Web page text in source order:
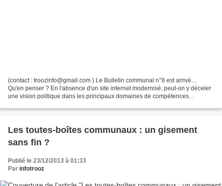
(contact : troozinfo@gmail.com ) Le Bulletin communal n°8 est arrivé…
Qu'en penser ? En l'absence d'un site internet modernisé, peut-on y déceler
une vision politique dans les principaux domaines de compétences
Les toutes-boîtes communaux : un gisement
sans fin ?
Publié le 23/12/2013 à 01:33
Par infotrooz